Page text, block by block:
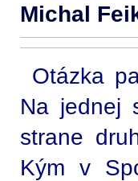
Michal
Otázka
Na jednej
strane
Kým v